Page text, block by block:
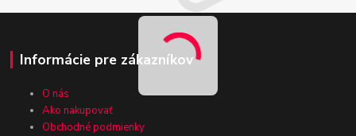
Informácie pre zákazníkov
O nás
Ako nakupovať
Obchodné podmienky